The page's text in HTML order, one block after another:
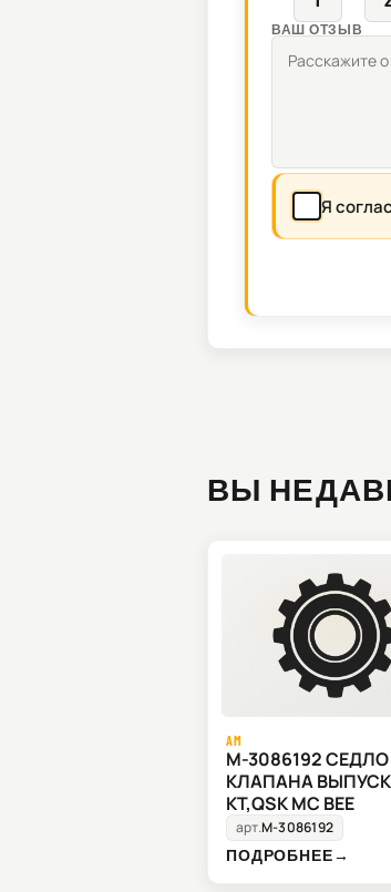
ВАШ ОТЗЫВ
Я
ВЫ
AM
M-3086192 СЕДЛО
КЛАПАНА ВЫПУСК
KT,QSK MC BEE
арт.M-3086192
ПОДРОБНЕЕ→